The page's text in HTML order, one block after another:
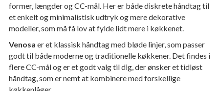
former, længder og CC-mål. Her er både diskrete håndtag til
et enkelt og minimalistisk udtryk og mere dekorative
modeller, som må få lov at fylde lidt mere i køkkenet.
Venosa er et klassisk håndtag med bløde linjer, som passer
godt til både moderne og traditionelle køkkener. Det findes i
flere CC-mål og er et godt valg til dig, der ønsker et tidløst
håndtag, som er nemt at kombinere med forskellige